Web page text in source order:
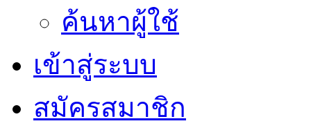
ค้นหาผู้ใช้
เข้าสู่ระบบ
สมัครสมาชิก